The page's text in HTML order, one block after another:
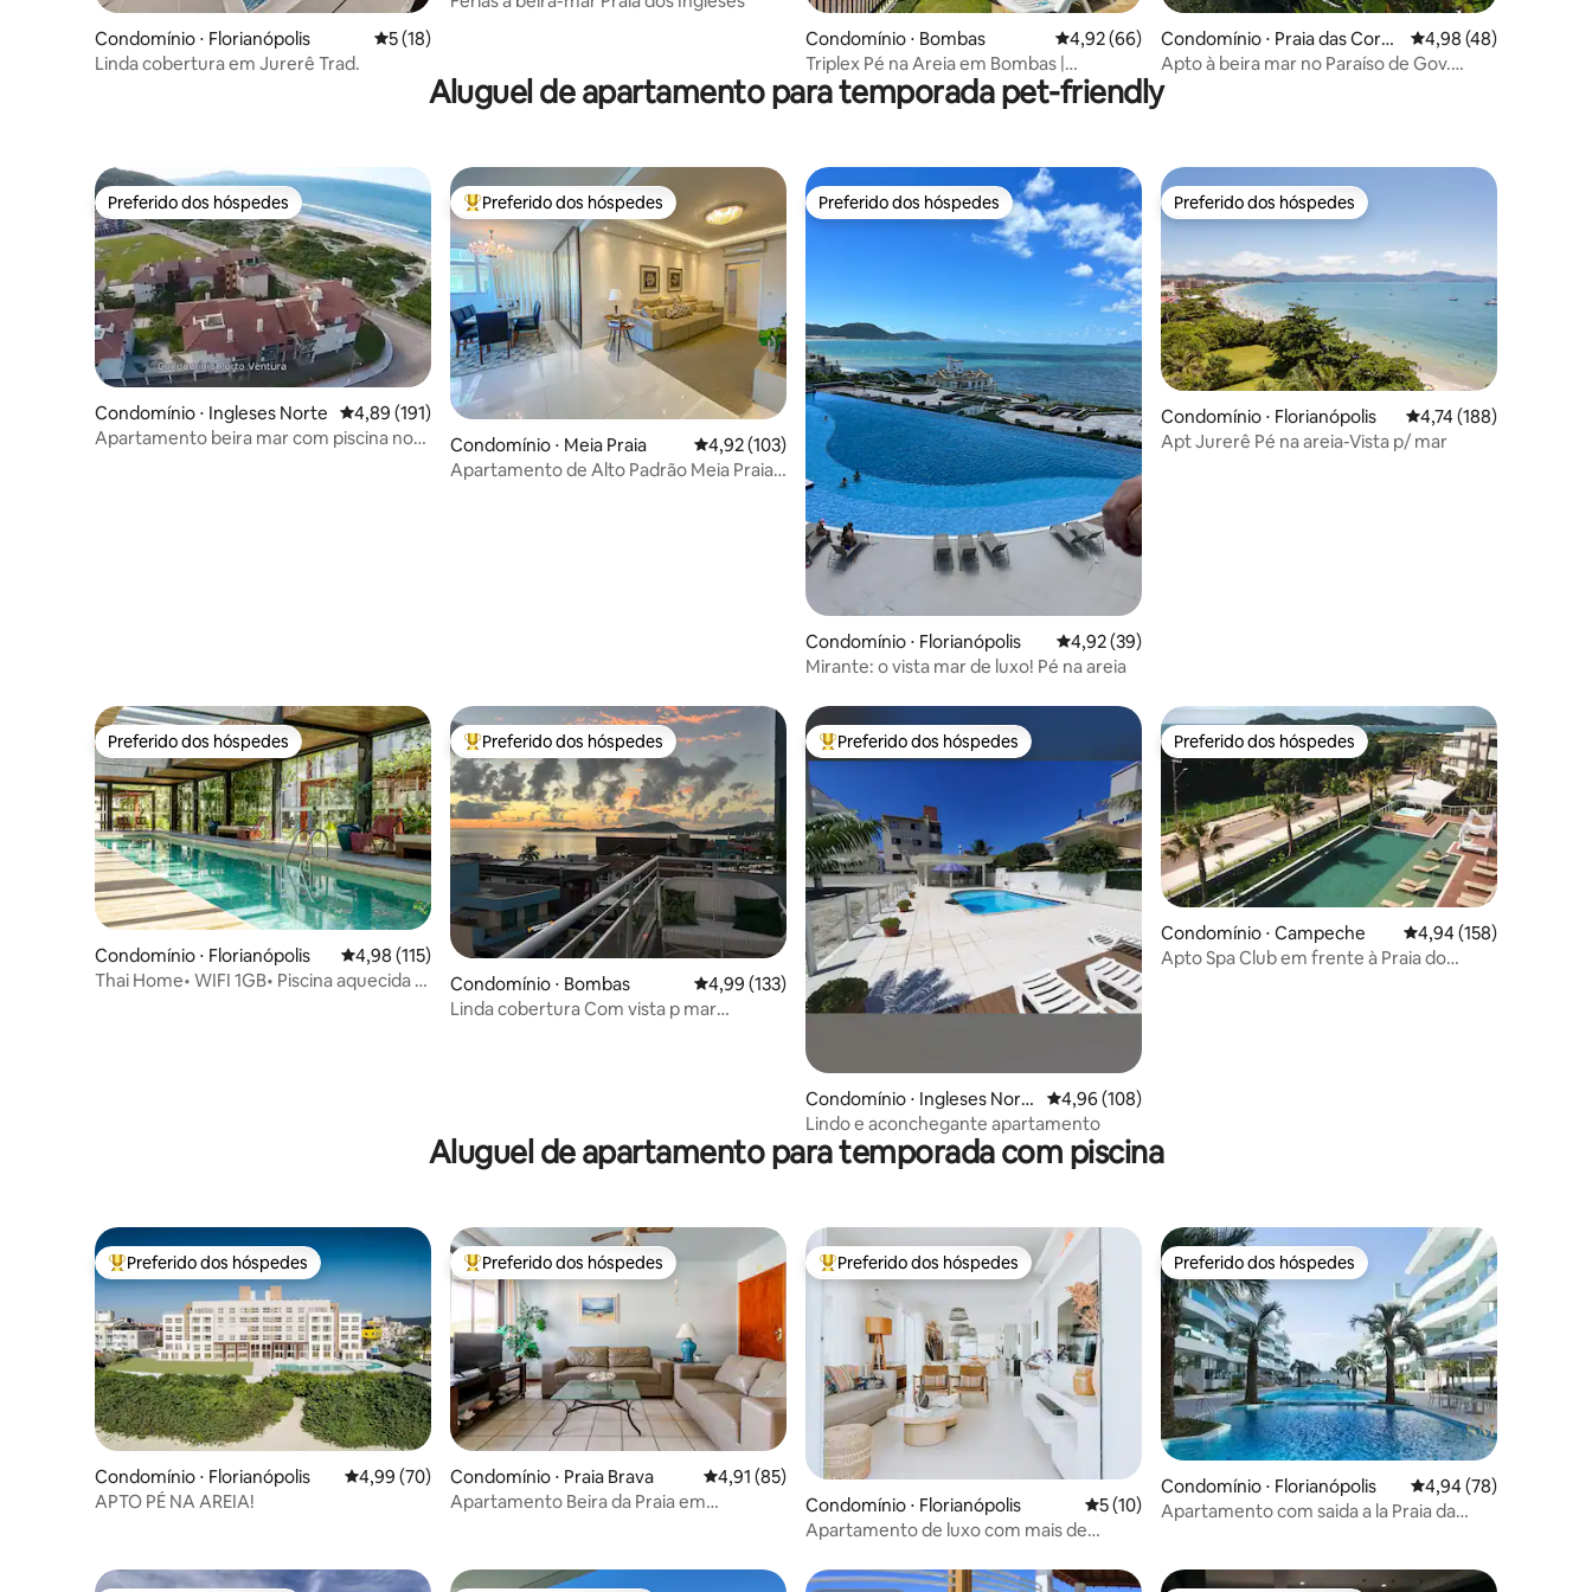
Condomínio ⋅ Florianópolis 5 de uma avaliação média de 5, 18 avaliações
5 (18)
Linda cobertura em Jurerê Trad.
Condomínio ⋅ Bombas 4,92 de uma avaliação média de 5, 66 avaliações
4,92 (66)
Triplex Pé na Areia em Bombas |
Bombinhas
Condomínio ⋅ Praia das Corda
s
4,98 de uma
4,98 (48)
Apto à beira mar no Paraíso de Gov.
Celso Ramos!
Aluguel de apartamento para temporada pet-friendly
Preferido dos hóspedes
Preferido dos hóspedes
Condomínio ⋅ Ingleses Norte 4,89 de uma avaliação média de 5, 191 avaliações
4,89 (191)
Apartamento beira mar com piscina nos
Entre os melhores preferidos dos hóspedes
Preferido dos hóspedes
Condomínio ⋅ Meia Praia 4,92 de uma avaliação média de 5, 103 avaliações
4,92 (103)
Apartamento de Alto Padrão Meia Praia -
Preferido dos hóspedes
Preferido dos hóspedes
Condomínio ⋅ Florianópolis 4,92 de uma avaliação média de 5, 39 avaliações
4,92 (39)
Mirante: o vista mar de luxo! Pé na areia
Preferido dos hóspedes
Preferido dos hóspedes
Condomínio ⋅ Florianópolis 4,74 de uma avaliação
4,74 (188)
Apt Jurerê Pé na areia-Vista p/ mar
Preferido dos hóspedes
Preferido dos hóspedes
Condomínio ⋅ Florianópolis 4,98 de uma avaliação média de 5, 115 avaliações
4,98 (115)
Thai Home• WIFI 1GB• Piscina aquecida •
Entre os melhores preferidos dos hóspedes
Preferido dos hóspedes
Condomínio ⋅ Bombas 4,99 de uma avaliação média de 5, 133 avaliações
4,99 (133)
Linda cobertura Com vista p mar
Entre os melhores preferidos dos hóspedes
Preferido dos hóspedes
Condomínio ⋅ Ingleses Nort
e
4,96 de uma avaliação média de 5, 108 avaliações
4,96 (108)
Lindo e aconchegante apartamento
Preferido dos hóspedes
Preferido dos hóspedes
Condomínio ⋅ Campeche 4,94 de uma avaliação
4,94 (158)
Apto Spa Club em frente à Praia do
Aluguel de apartamento para temporada com piscina
Entre os melhores preferidos dos hóspedes
Preferido dos hóspedes
Condomínio ⋅ Florianópolis 4,99 de uma avaliação média de 5, 70 avaliações
4,99 (70)
APTO PÉ NA AREIA!
Entre os melhores preferidos dos hóspedes
Preferido dos hóspedes
Condomínio ⋅ Praia Brava 4,91 de uma avaliação média de 5, 85 avaliações
4,91 (85)
Apartamento Beira da Praia em
Entre os melhores preferidos dos hóspedes
Preferido dos hóspedes
Condomínio ⋅ Florianópolis 5 de uma avaliação média de 5, 10 avaliações
5 (10)
Apartamento de luxo com mais de
Preferido dos hóspedes
Preferido dos hóspedes
Condomínio ⋅ Florianópolis 4,94 de uma
4,94 (78)
Apartamento com saida a la Praia da